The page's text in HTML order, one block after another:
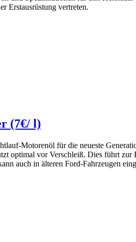
Erstausrüstung vertreten.
(7€/ l)
Motorenöl für die neueste
optimal vor Verschleiß. Dies führt
auch in älteren Ford-Fahrzeugen